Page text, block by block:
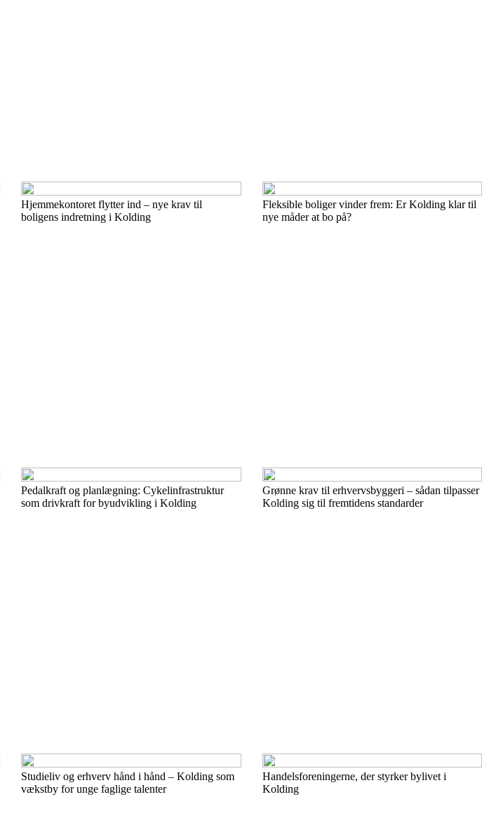
Hjemmekontoret flytter ind – nye krav til
boligens indretning i Kolding
Fleksible boliger vinder frem: Er Kolding klar til
nye måder at bo på?
Pedalkraft og planlægning: Cykelinfrastruktur
som drivkraft for byudvikling i Kolding
Grønne krav til erhvervsbyggeri – sådan tilpasser
Kolding sig til fremtidens standarder
Studieliv og erhverv hånd i hånd – Kolding som
vækstby for unge faglige talenter
Handelsforeningerne, der styrker bylivet i
Kolding